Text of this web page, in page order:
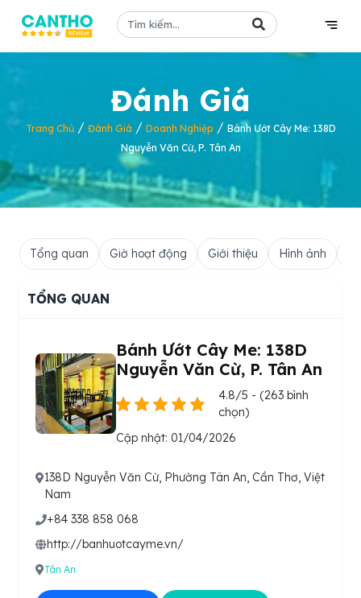
Đánh Giá
Trang Chủ/ Đánh Giá / Doanh Nghiệp / Bánh Ướt Cây Me: 138D
Nguyễn Văn Cừ, P. Tân An
Tổng quan Giờ hoạt động Giới thiệu Hình ảnh
TỔNG QUAN
Bánh Ướt Cây Me: 138D
Nguyễn Văn Cừ, P. Tân An
4.8/5 - (263 bình
chọn)
Cập nhật: 01/04/2026
138D Nguyễn Văn Cừ, Phường Tân An, Cần Thơ, Việt
Nam
+84 338 858 068
http://banhuotcayme.vn/
Tân An